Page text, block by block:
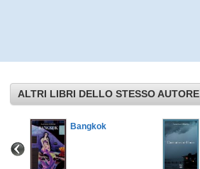
ALTRI LIBRI DELLO STESSO AUTORE
Bangkok